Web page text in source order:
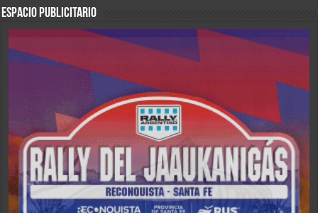
ESPACIO PUBLICITARIO